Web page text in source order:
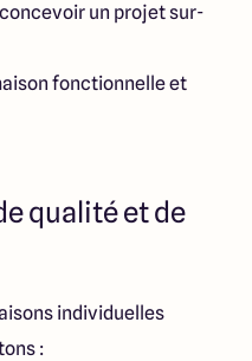
un projet sur-
fonctionnelle et
qualité et de
individuelles
: